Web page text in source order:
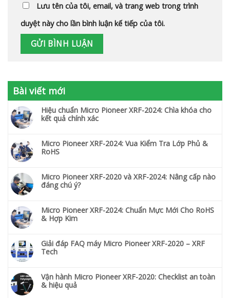
Lưu tên của tôi, email, và trang web trong trình
duyệt này cho lần bình luận kế tiếp của tôi.
Bài viết mới
Hiệu chuẩn Micro Pioneer XRF-2024: Chìa khóa cho
kết quả chính xác
Micro Pioneer XRF-2024: Vua Kiểm Tra Lớp Phủ &
RoHS
Micro Pioneer XRF-2020 và XRF-2024: Nâng cấp nào
đáng chú ý?
Micro Pioneer XRF-2024: Chuẩn Mực Mới Cho RoHS
& Hợp Kim
Giải đáp FAQ máy Micro Pioneer XRF-2020 – XRF
Tech
Vận hành Micro Pioneer XRF-2020: Checklist an toàn
& hiệu quả